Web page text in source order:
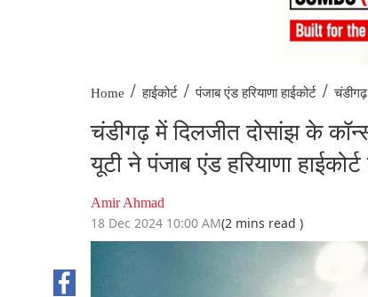
Home / हाईकोर्ट / पंजाब एंड हरियाणा हाईकोर्ट /
चंडीगढ़ में दिलजीत दोसांझ के
यूटी ने पंजाब एंड हरियाणा
Amir Ahmad
18 Dec 2024 10:00 AM(2 mins read )